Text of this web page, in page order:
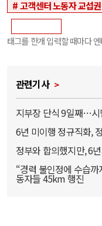
고객센터 노동자 교섭권
태그를 한개 입력할 때마다
관련기사
지부장 단식 9일째…시
6년 미이행 정규직화,
정부와 합의했지만, 6
“경력 불인정에 수습
동자들 45km 행진